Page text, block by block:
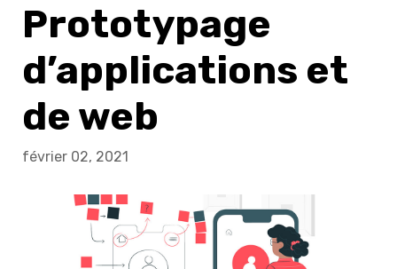
Prototypage
d’applications et
de web
février 02, 2021